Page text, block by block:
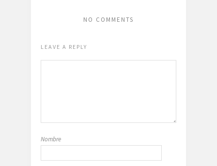
NO COMMENTS
LEAVE A REPLY
Nombre